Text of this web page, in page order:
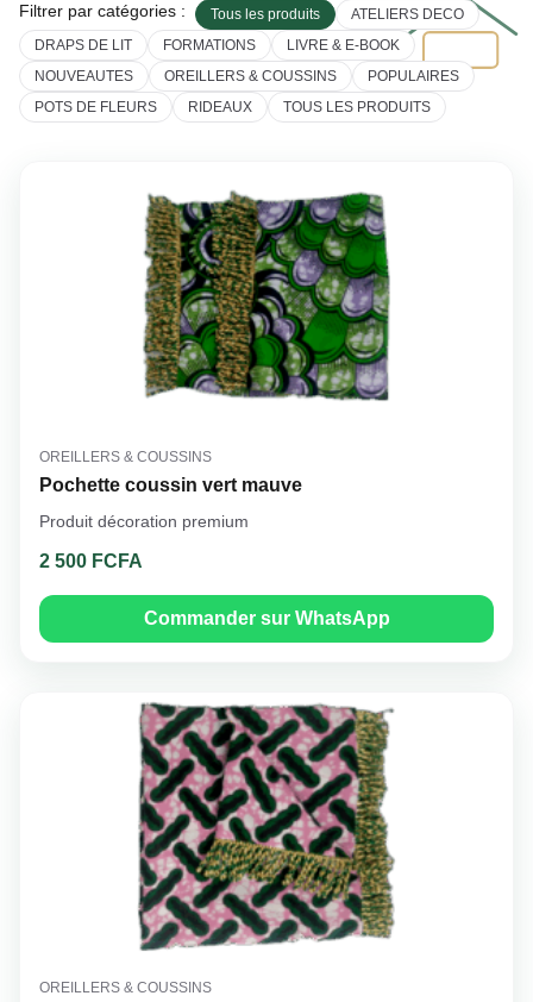
Filtrer par catégories : Tous les produits
ATELIERS DECO
DRAPS DE LIT
FORMATIONS
LIVRE & E-BOOK
NOUVEAUTES
OREILLERS & COUSSINS
POPULAIRES
POTS DE FLEURS
RIDEAUX TOUS LES PRODUITS
OREILLERS & COUSSINS
Pochette coussin vert mauve
Produit décoration premium
2 500 FCFA
Commander sur WhatsApp
OREILLERS & COUSSINS